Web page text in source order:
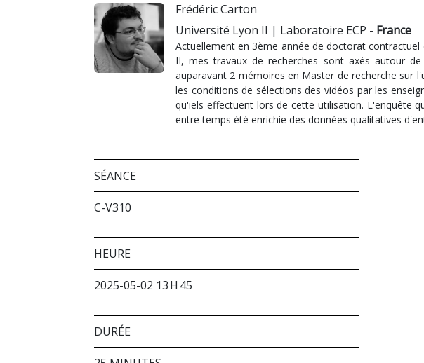
Frédéric Carton
Université Lyon II | Laboratoire ECP - France
Actuellement en 3ème année de doctorat
II, mes travaux de recherches sont axés autour
auparavant 2 mémoires en Master de recherche sur
les conditions de sélections des vidéos par les
qu'iels effectuent lors de cette utilisation. L'enquête
entre temps été enrichie des données qualitatives
SÉANCE
C-V310
HEURE
2025-05-02 13 H 45
DURÉE